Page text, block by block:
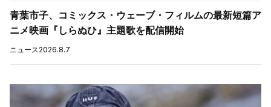
青葉市子、コミックス・ウェーブ・フィルムの最新短篇ア
ニメ映画『しらぬひ』主題歌を配信開始
ニュース 2026.8.7